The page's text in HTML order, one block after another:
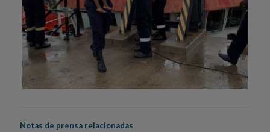
Notas de prensa relacionadas